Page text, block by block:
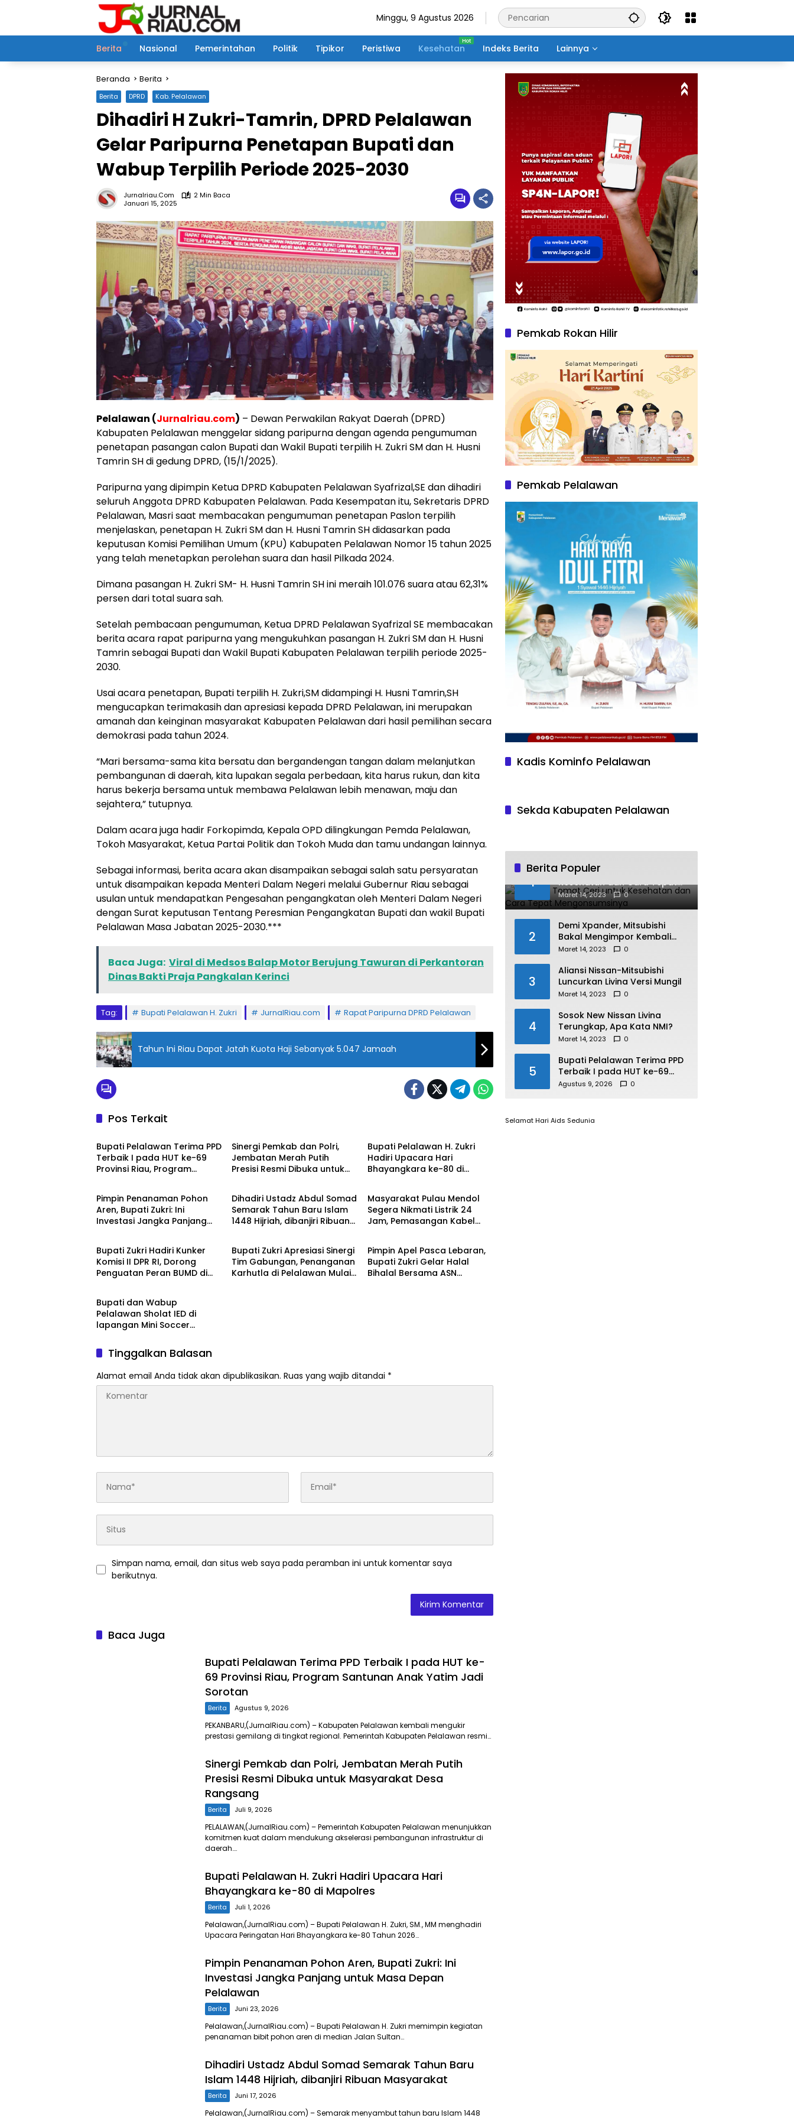
Minggu, 9 Agustus 2026
Berita Nasional Pemerintahan Politik Tipikor Peristiwa Kesehatan Indeks Berita Lainnya
Beranda Berita
Berita DPRD Kab. Pelalawan
Dihadiri H Zukri-Tamrin, DPRD Pelalawan
Gelar Paripurna Penetapan Bupati dan
Wabup Terpilih Periode 2025-2030
Jurnalriau.com
2 Min Baca
Januari 15, 2025
Pelalawan (Jurnalriau.com) – Dewan Perwakilan Rakyat Daerah (DPRD)
Kabupaten Pelalawan menggelar sidang paripurna dengan agenda pengumuman
penetapan pasangan calon Bupati dan Wakil Bupati terpilih H. Zukri SM dan H. Husni
Tamrin SH di gedung DPRD, (15/1/2025).
Paripurna yang dipimpin Ketua DPRD Kabupaten Pelalawan Syafrizal,SE dan dihadiri
seluruh Anggota DPRD Kabupaten Pelalawan. Pada Kesempatan itu, Sekretaris DPRD
Pelalawan, Masri saat membacakan pengumuman penetapan Paslon terpilih
menjelaskan, penetapan H. Zukri SM dan H. Husni Tamrin SH didasarkan pada
keputusan Komisi Pemilihan Umum (KPU) Kabupaten Pelalawan Nomor 15 tahun 2025
yang telah menetapkan perolehan suara dan hasil Pilkada 2024.
Dimana pasangan H. Zukri SM- H. Husni Tamrin SH ini meraih 101.076 suara atau 62,31%
persen dari total suara sah.
Setelah pembacaan pengumuman, Ketua DPRD Pelalawan Syafrizal SE membacakan
berita acara rapat paripurna yang mengukuhkan pasangan H. Zukri SM dan H. Husni
Tamrin sebagai Bupati dan Wakil Bupati Kabupaten Pelalawan terpilih periode 2025-
2030.
Usai acara penetapan, Bupati terpilih H. Zukri,SM didampingi H. Husni Tamrin,SH
mengucapkan terimakasih dan apresiasi kepada DPRD Pelalawan, ini merupakan
amanah dan keinginan masyarakat Kabupaten Pelalawan dari hasil pemilihan secara
demokrasi pada tahun 2024.
“Mari bersama-sama kita bersatu dan bergandengan tangan dalam melanjutkan
pembangunan di daerah, kita lupakan segala perbedaan, kita harus rukun, dan kita
harus bekerja bersama untuk membawa Pelalawan lebih menawan, maju dan
sejahtera,” tutupnya.
Dalam acara juga hadir Forkopimda, Kepala OPD dilingkungan Pemda Pelalawan,
Tokoh Masyarakat, Ketua Partai Politik dan Tokoh Muda dan tamu undangan lainnya.
Sebagai informasi, berita acara akan disampaikan sebagai salah satu persyaratan
untuk disampaikan kepada Menteri Dalam Negeri melalui Gubernur Riau sebagai
usulan untuk mendapatkan Pengesahan pengangkatan oleh Menteri Dalam Negeri
dengan Surat keputusan Tentang Peresmian Pengangkatan Bupati dan wakil Bupati
Pelalawan Masa Jabatan 2025-2030.***
Baca Juga: Viral di Medsos Balap Motor Berujung Tawuran di Perkantoran
Dinas Bakti Praja Pangkalan Kerinci
Tag: Bupati Pelalawan H. Zukri JurnalRiau.com Rapat Paripurna DPRD Pelalawan
Tahun Ini Riau Dapat Jatah Kuota Haji Sebanyak 5.047 Jamaah
Pos Terkait
Berita
Bupati Pelalawan Terima PPD
Terbaik I pada HUT ke-69
Provinsi Riau, Program
Sinergi Pemkab dan Polri,
Jembatan Merah Putih
Presisi Resmi Dibuka untuk
Bupati Pelalawan H. Zukri
Hadiri Upacara Hari
Bhayangkara ke-80 di
Berita
Pimpin Penanaman Pohon
Aren, Bupati Zukri: Ini
Investasi Jangka Panjang
Berita
Dihadiri Ustadz Abdul Somad
Semarak Tahun Baru Islam
1448 Hijriah, dibanjiri Ribuan
Berita
Masyarakat Pulau Mendol
Segera Nikmati Listrik 24
Jam, Pemasangan Kabel
Berita
Bupati Zukri Hadiri Kunker
Komisi II DPR RI, Dorong
Penguatan Peran BUMD di
Berita
Bupati Zukri Apresiasi Sinergi
Tim Gabungan, Penanganan
Karhutla di Pelalawan Mulai
Berita
Pimpin Apel Pasca Lebaran,
Bupati Zukri Gelar Halal
Bihalal Bersama ASN
Berita
Bupati dan Wabup
Pelalawan Sholat IED di
lapangan Mini Soccer
Tinggalkan Balasan
Alamat email Anda tidak akan dipublikasikan. Ruas yang wajib ditandai *
Simpan nama, email, dan situs web saya pada peramban ini untuk komentar saya
berikutnya.
Baca Juga
Bupati Pelalawan Terima PPD Terbaik I pada HUT ke-
69 Provinsi Riau, Program Santunan Anak Yatim Jadi
Sorotan
Berita Agustus 9, 2026
PEKANBARU,(JurnalRiau.com) – Kabupaten Pelalawan kembali mengukir
prestasi gemilang di tingkat regional. Pemerintah Kabupaten Pelalawan resmi…
Sinergi Pemkab dan Polri, Jembatan Merah Putih
Presisi Resmi Dibuka untuk Masyarakat Desa
Rangsang
Berita Juli 9, 2026
PELALAWAN,(JurnalRiau.com) – Pemerintah Kabupaten Pelalawan menunjukkan
komitmen kuat dalam mendukung akselerasi pembangunan infrastruktur di
daerah….
Bupati Pelalawan H. Zukri Hadiri Upacara Hari
Bhayangkara ke-80 di Mapolres
Berita Juli 1, 2026
Pelalawan,(JurnalRiau.com) – Bupati Pelalawan H. Zukri, SM., MM menghadiri
Upacara Peringatan Hari Bhayangkara ke-80 Tahun 2026…
Pimpin Penanaman Pohon Aren, Bupati Zukri: Ini
Investasi Jangka Panjang untuk Masa Depan
Pelalawan
Berita Juni 23, 2026
Pelalawan,(JurnalRiau.com) – Bupati Pelalawan H. Zukri memimpin kegiatan
penanaman bibit pohon aren di median Jalan Sultan…
Dihadiri Ustadz Abdul Somad Semarak Tahun Baru
Islam 1448 Hijriah, dibanjiri Ribuan Masyarakat
Berita Juni 17, 2026
Pelalawan,(JurnalRiau.com) – Semarak menyambut tahun baru Islam 1448
Pemkab Rokan Hilir
Pemkab Pelalawan
Kadis Kominfo Pelalawan
Sekda Kabupaten Pelalawan
Berita Populer
1
Manfaat Tomat Ceri untuk
Kesehatan dan Cara Tepat
Mengonsumsinya
Maret 14, 2023 0
2
Demi Xpander, Mitsubishi
Bakal Mengimpor Kembali
Pajero Sport
Maret 14, 2023 0
3
Aliansi Nissan-Mitsubishi
Luncurkan Livina Versi Mungil
Maret 14, 2023 0
4
Sosok New Nissan Livina
Terungkap, Apa Kata NMI?
Maret 14, 2023 0
5
Bupati Pelalawan Terima PPD
Terbaik I pada HUT ke-69
Provinsi Riau, Program
Agustus 9, 2026 0
Selamat Hari Aids Sedunia